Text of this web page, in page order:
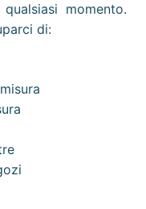
momento.
di: